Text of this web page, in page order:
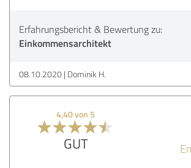
Erfahrungsbericht & Bewertung zu:
Einkommensarchitekt
08.10.2020 Dominik H.
4,40 von 5
GUT